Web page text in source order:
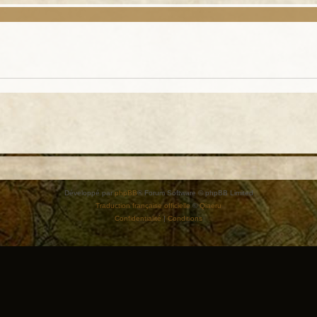
Développé par phpBB® Forum Software © phpBB Limited
Traduction française officielle ©Qiaeru
Confidentialité | Conditions